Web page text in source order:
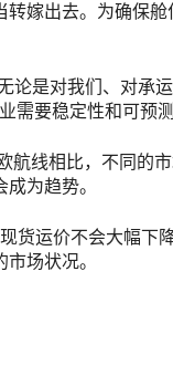
嫁出去。为确保
是对我们、对承
需要稳定性和可预
线相比，不同的
为趋势。
运价不会大幅下
场状况。